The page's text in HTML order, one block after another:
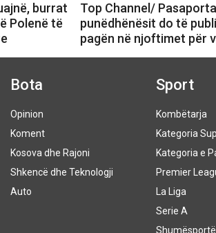
burrat
Polenë të
Top Channel/
punëdhënësit do të
pagën në njoftimet për
Bota
Opinion
Koment
Kosova dhe Rajoni
Shkencë dhe Teknologji
Auto
Sport
Kombëtarja
Kategoria
Kategoria e
Premier
La Liga
Serie A